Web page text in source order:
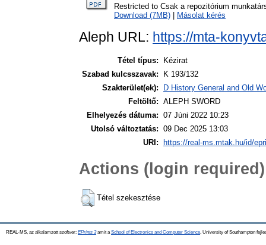
Restricted to Csak a repozitórium
Download (7MB)
Másolat kérés
Aleph URL: https://mta-
Tétel típus:
Kézirat
Szabad kulcsszavak:
K 193/132
Szakterület(ek):
D History General and Old
Feltöltő: ALEPH SWORD
Elhelyezés dátuma: 07 Júni 2022 10:23
Utolsó változtatás: 09 Dec 2025 13:03
URI:
https://real-ms.mtak.hu/id/
Actions (login required)
Tétel szekesztése
REAL-MS, az alkalamzott szoftver: EPrints 3amit a School of Electronics and Computer Science , University of Southampton